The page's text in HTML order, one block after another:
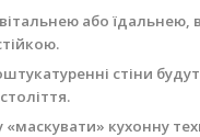
або
стіни
кухонну